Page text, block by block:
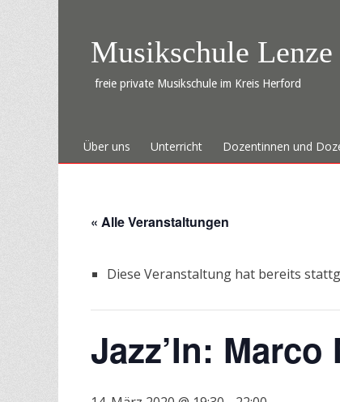
Musikschule
freie private Musikschule im Kreis Herford
Primäres Menü
Zum
Inhalt
Über uns Unterricht Dozentinnen und
« Alle Veranstaltungen
Diese Veranstaltung hat bereits
Jazz’In: